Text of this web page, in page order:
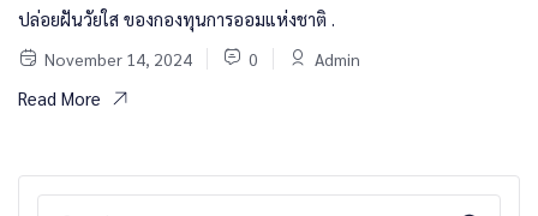
ปล่อยฝันวัยใส ของกองทุนการออมแห่งชาติ .
November 14, 2024 0 Admin
Read More